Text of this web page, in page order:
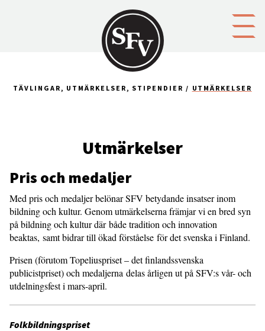
TÄVLINGAR, UTMÄRKELSER, STIPENDIER UTMÄRKELSER
Utmärkelser
Pris och medaljer
Med pris och medaljer belönar SFV betydande insatser inom
bildning och kultur. Genom utmärkelserna främjar vi en bred syn
på bildning och kultur där både tradition och innovation
beaktas, samt bidrar till ökad förståelse för det svenska i Finland.
Prisen (förutom Topeliuspriset – det finlandssvenska
publicistpriset) och medaljerna delas årligen ut på SFV:s vår- och
utdelningsfest i mars-april.
Folkbildningspriset